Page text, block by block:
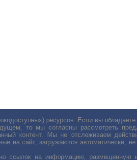
ресурсов. Если вы
то мы согласны рассмотреть
контент. Мы не отслеживаем
на сайт, загружаются автоматически,
ссылок на информацию, размещенную